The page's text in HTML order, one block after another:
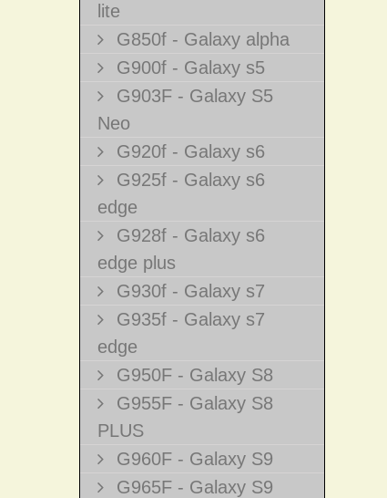
lite
G850f - Galaxy alpha
G900f - Galaxy s5
G903F - Galaxy S5
Neo
G920f - Galaxy s6
G925f - Galaxy s6
edge
G928f - Galaxy s6
edge plus
G930f - Galaxy s7
G935f - Galaxy s7
edge
G950F - Galaxy S8
G955F - Galaxy S8
PLUS
G960F - Galaxy S9
G965F - Galaxy S9